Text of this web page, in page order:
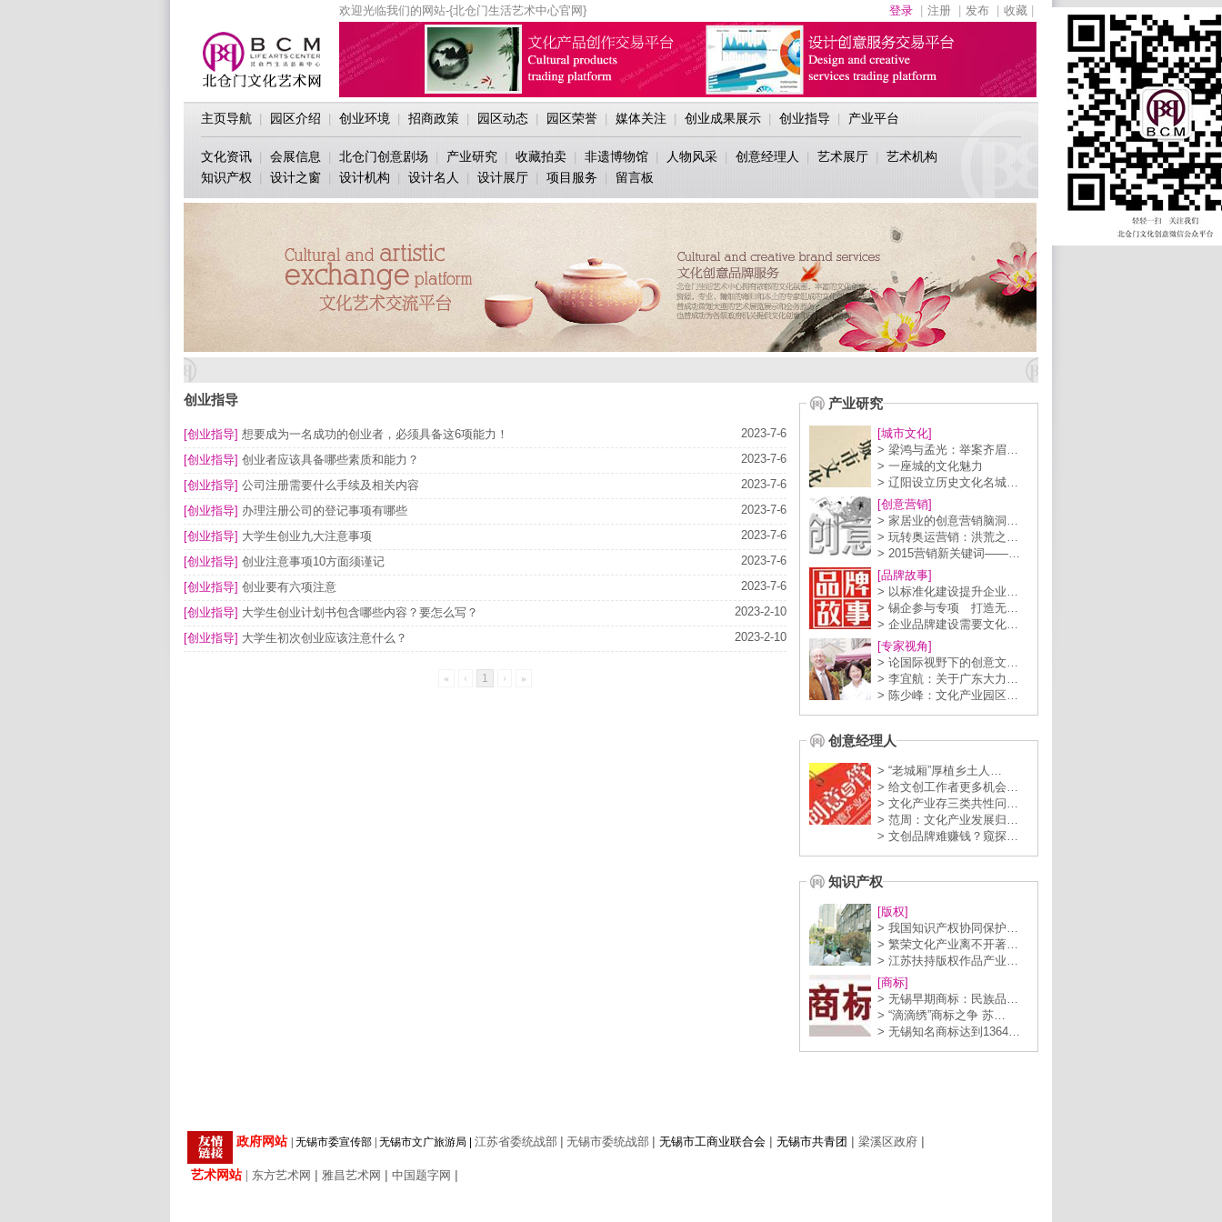
欢迎光临我们的网站-{北仓门生活艺术中心官网} 登录 注册 发布 收藏
主页导航 园区介绍 创业环境 招商政策 园区动态 园区荣誉 媒体关注 创业成果展示 创业指导 产业平台
文化资讯 会展信息 北仓门创意剧场 产业研究 收藏拍卖 非遗博物馆 人物风采 创意经理人 艺术展厅
艺术机构
知识产权
设计之窗 设计机构 设计名人 设计展厅 项目服务 留言板
创业指导
[创业指导] 想要成为一名成功的创业者，必须具备这6项能力！
2023-7-6
[创业指导] 创业者应该具备哪些素质和能力？
2023-7-6
[创业指导] 公司注册需要什么手续及相关内容
2023-7-6
[创业指导] 办理注册公司的登记事项有哪些
2023-7-6
[创业指导] 大学生创业九大注意事项
2023-7-6
[创业指导] 创业注意事项10方面须谨记
2023-7-6
[创业指导] 创业要有六项注意
2023-7-6
[创业指导] 大学生创业计划书包含哪些内容？要怎么写？
2023-2-10
[创业指导] 大学生初次创业应该注意什么？ 2023-2-10
« ‹ 1 › »
产业研究
[城市文化]
> 梁鸿与孟光：举案齐眉…
> 一座城的文化魅力
> 辽阳设立历史文化名城…
[创意营销]
> 家居业的创意营销脑洞…
> 玩转奥运营销：洪荒之…
> 2015营销新关键词——…
[品牌故事]
> 以标准化建设提升企业…
> 锡企参与专项 打造无…
> 企业品牌建设需要文化…
[专家视角]
> 论国际视野下的创意文…
> 李宜航：关于广东大力…
> 陈少峰：文化产业园区…
创意经理人
> “老城厢”厚植乡土人…
> 给文创工作者更多机会…
> 文化产业存三类共性问…
> 范周：文化产业发展归…
> 文创品牌难赚钱？窥探…
知识产权
[版权]
> 我国知识产权协同保护…
> 繁荣文化产业离不开著…
> 江苏扶持版权作品产业…
[商标]
> 无锡早期商标：民族品…
> “滴滴绣”商标之争 苏…
> 无锡知名商标达到1364…
政府网站 无锡市委宣传部 无锡市文广旅游局 江苏省委统战部 | 无锡市委统战部 | 无锡市工商业联合会 | 无锡市共青团 | 梁溪区政府 |
艺术网站 东方艺术网 | 雅昌艺术网 | 中国题字网 |